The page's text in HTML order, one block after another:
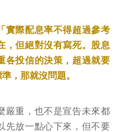
實際配息率不得超過參考
，但絕對沒有寫死。股息
各投信的決策，超過就要
，那就沒問題。
嚴重，也不是宣告未來都
先放一點心下來，但不要